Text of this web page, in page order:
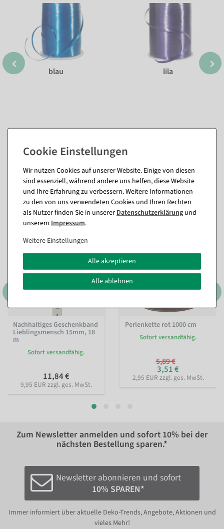
blau lila
Passende Artikel zu diesem Produkt
(8)
Nachhaltiges Geschenkband
Lieblingsmensch 15mm, 18
m
Sofort versandfähig.
11,84 €
9,95 EUR zzgl. ges. MwSt.
Perlenkette rot 1000 cm
Sofort versandfähig.
5,89 €
3,51 €
2,95 EUR zzgl. ges. MwSt.
Zum Newsletter anmelden und sofort 10% bei der
nächsten Bestellung sparen.*
Newsletter abonnieren und sofort
10% SPAREN*
Immer informiert über aktuelle Deko-Trends, Angebote, Aktionen und
vieles Mehr!
Wir nutzen Cookies auf unserer Website. Einige von diesen
sind essenziell, während andere uns helfen, diese Website
und Ihre Erfahrung zu verbessern. Weitere Informationen
zu den von uns verwendeten Cookies und Ihren Rechten
als Nutzer finden Sie in unsererDaten­schutz­erklärung und
unserem Impressum.
Weitere Einstellungen
Alle akzeptieren
Alle ablehnen